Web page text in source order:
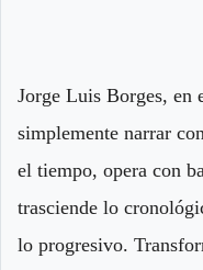
Jorge Luis Borges, en
simplemente narrar
el tiempo, opera con
trasciende lo
lo progresivo.